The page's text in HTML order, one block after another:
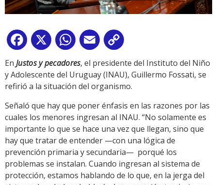
Facebook
X WhatsApp
Email
Link
En Justos y pecadores, el presidente del Instituto del Niño
y Adolescente del Uruguay (INAU), Guillermo Fossati, se
refirió a la situación del organismo.
Señaló que hay que poner énfasis en las razones por las
cuales los menores ingresan al INAU. “No solamente es
importante lo que se hace una vez que llegan, sino que
hay que tratar de entender —con una lógica de
prevención primaria y secundaria— porqué los
problemas se instalan. Cuando ingresan al sistema de
protección, estamos hablando de lo que, en la jerga del